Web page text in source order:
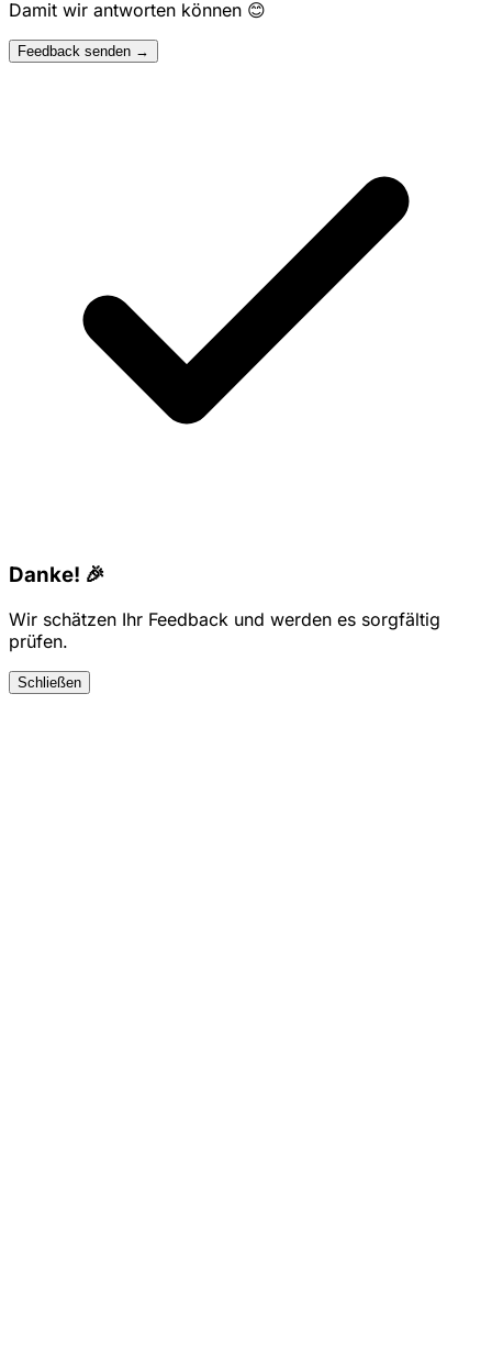
Damit wir antworten können 😊
Feedback senden →
Danke! 🎉
Wir schätzen Ihr Feedback und werden es sorgfältig
prüfen.
Schließen